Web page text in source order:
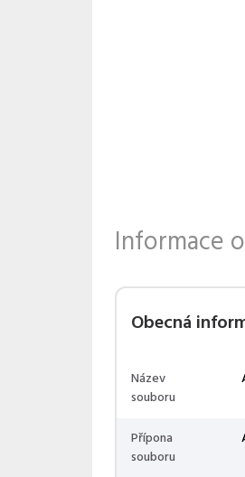
Informace
Obecná
Název
souboru
Přípona
souboru